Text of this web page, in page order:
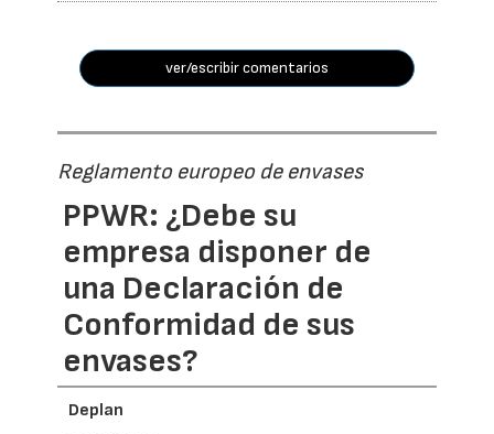
ver/escribir comentarios
Reglamento europeo de envases
PPWR: ¿Debe su
empresa disponer de
una Declaración de
Conformidad de sus
envases?
Deplan